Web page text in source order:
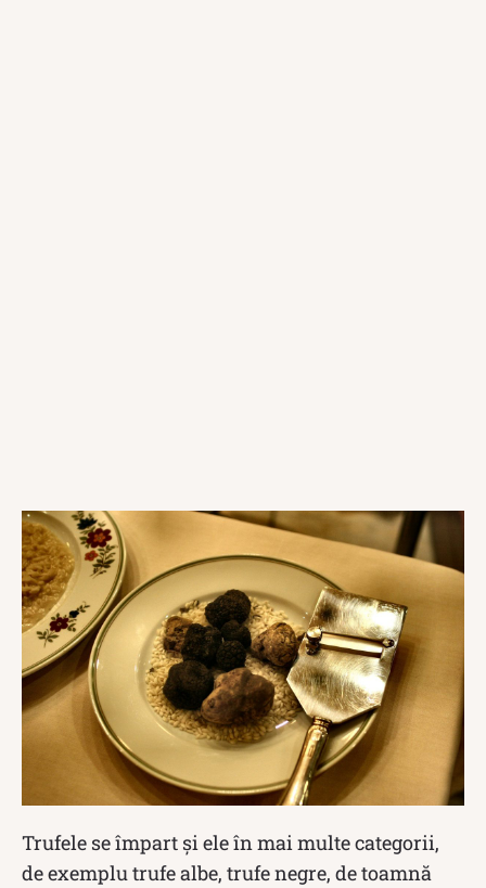
Trufele se împart și ele în mai multe categorii,
de exemplu trufe albe, trufe negre, de toamnă